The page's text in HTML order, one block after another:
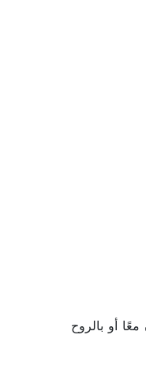
أو بالروح